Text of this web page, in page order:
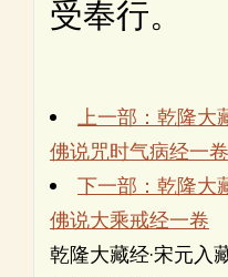
受奉行。
上一部：乾隆大
佛说咒时气病经一卷
下一部：乾隆大
佛说大乘戒经一卷
乾隆大藏经·宋元入